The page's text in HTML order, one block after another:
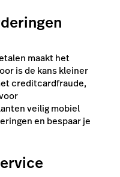
maakt het
is de kans kleiner
creditcardfraude,
veilig mobiel
en bespaar je